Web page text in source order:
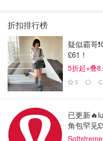
折扣排行榜
疑似霸哥
£61！
5折起+叠
0
已更新
角包罕见